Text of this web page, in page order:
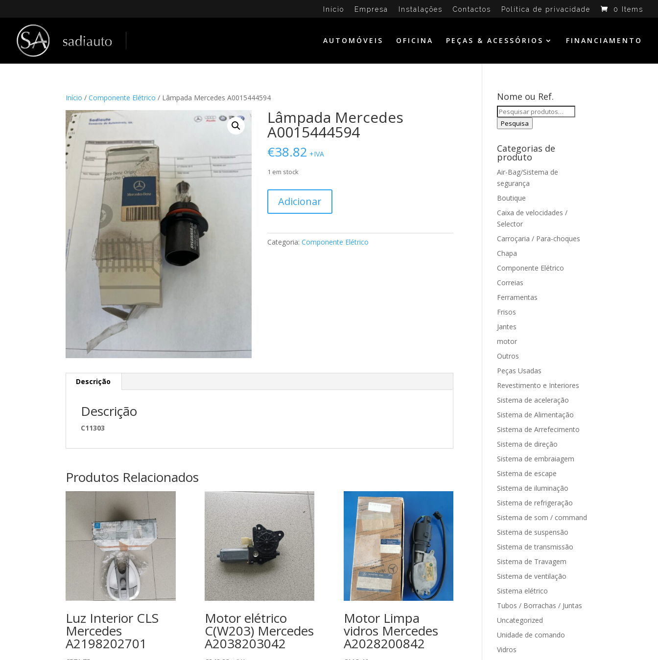
Início Empresa Instalações Contactos Política de privacidade 0 Items
AUTOMÓVEIS OFICINA PEÇAS & ACESSÓRIOS FINANCIAMENTO
Início /Componente Elétrico / Lâmpada Mercedes A0015444594
Lâmpada Mercedes
A0015444594
€38.82 +IVA
1 em stock
Lâmpada
A0015444594
Adicionar
Categoria:Componente Elétrico
Descrição
Descrição
C11303
Produtos Relacionados
Luz Interior CLS
Mercedes
A2198202701
Motor elétrico
C(W203) Mercedes
A2038203042
Motor Limpa
vidros Mercedes
A2028200842
Nome ou Ref.
Pesquisar
por:
Pesquisa
Categorias de
produto
Air-Bag/Sistema de
segurança
Boutique
Caixa de velocidades /
Selector
Carroçaria / Para-choques
Chapa
Componente Elétrico
Correias
Ferramentas
Frisos
Jantes
motor
Outros
Peças Usadas
Revestimento e Interiores
Sistema de aceleração
Sistema de Alimentação
Sistema de Arrefecimento
Sistema de direção
Sistema de embraiagem
Sistema de escape
Sistema de iluminação
Sistema de refrigeração
Sistema de som / command
Sistema de suspensão
Sistema de transmissão
Sistema de Travagem
Sistema de ventilação
Sistema elétrico
Tubos / Borrachas / Juntas
Uncategorized
Unidade de comando
Vidros